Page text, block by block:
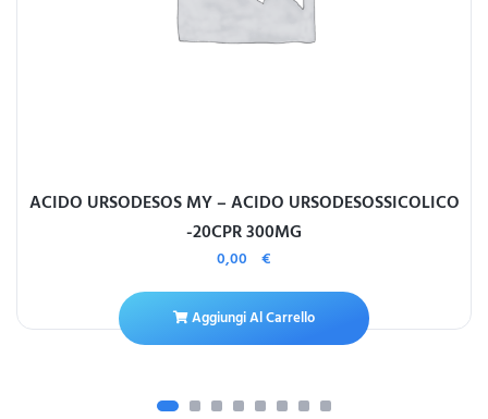
ACIDO URSODESOS MY – ACIDO URSODESOSSICOLICO
-20CPR 300MG
0,00 €
Aggiungi Al Carrello